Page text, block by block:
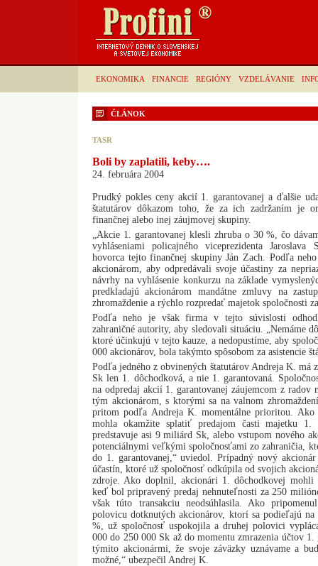
EKONOMIKA FINANCIE REGIÓNY VZDELÁVANIE
ČLÁNOK
TASR
Boli by zaplatili, keby….
24. februára 2004
Prudký pokles ceny akcií 1. garantovanej a ďalšie
štatutárov dôkazom toho, že za ich zadržaním je
finančnej alebo inej záujmovej skupiny.
„Akcie 1. garantovanej klesli zhruba o 30 %, čo
vyhláseniami policajného viceprezidenta
hovorca tejto finančnej skupiny Ján Zach. Podľa
akcionárom, aby odpredávali svoje účastiny za
návrhy na vyhlásenie konkurzu na základe
predkladajú akcionárom mandátne zmluvy na
zhromaždenie a rýchlo rozpredať majetok spoločnosti
Podľa neho je však firma v tejto súvislosti
zahraničné autority, aby sledovali situáciu. „Nemáme
ktoré účinkujú v tejto kauze, a nedopustíme, aby
000 akcionárov, bola takýmto spôsobom za asistencie
Podľa jedného z obvinených štatutárov Andreja K. má
Sk len 1. dôchodková, a nie 1. garantovaná.
na odpredaj akcií 1. garantovanej záujemcom z radov
tým akcionárom, s ktorými sa na valnom
pritom podľa Andreja K. momentálne prioritou.
mohla okamžite splatiť predajom časti majetku 1.
predstavuje asi 9 miliárd Sk, alebo vstupom nového
potenciálnymi veľkými spoločnosťami zo zahraničia,
do 1. garantovanej,“ uviedol. Prípadný nový
účastín, ktoré už spoločnosť odkúpila od svojich
zdroje. Ako doplnil, akcionári 1. dôchodkovej
keď bol pripravený predaj nehnuteľnosti za 250
však túto transakciu neodsúhlasila. Ako
polovicu dotknutých akcionárov, ktorí sa podieľajú
%, už spoločnosť uspokojila a druhej polovici
000 do 250 000 Sk až do momentu zmrazenia účtov
týmito akcionármi, že svoje záväzky uznávame a
možné,“ ubezpečil Andrej K.